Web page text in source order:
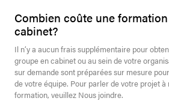
Combien coûte une
cabinet?
Il n’y a aucun frais supplémentaire pour
groupe en cabinet ou au sein de votre
sur demande sont préparées sur mesure
de votre équipe. Pour parler de votre projet à
formation, veuillez Nous joindre.